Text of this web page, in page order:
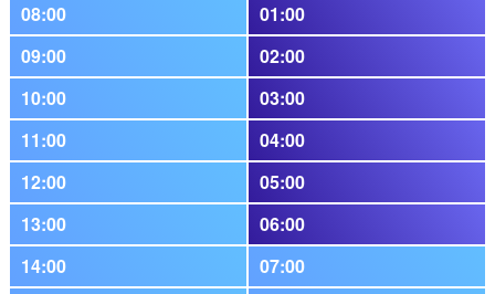
08:00
01:00
09:00
02:00
10:00
03:00
11:00
04:00
12:00
05:00
13:00
06:00
14:00
07:00